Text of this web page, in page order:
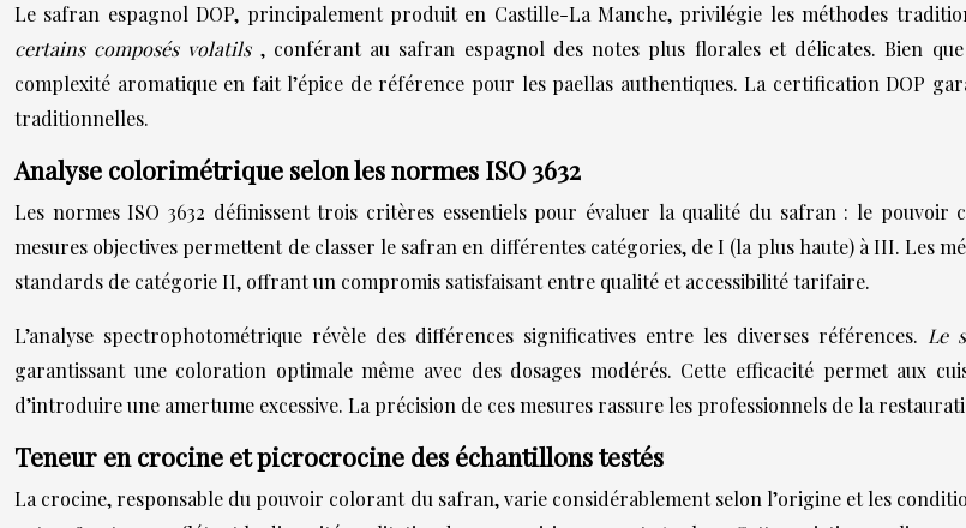
Le safran espagnol DOP, principalement produit en Castille-La Manche, privilégie les méthodes
certains composés volatils , conférant au safran espagnol des notes plus florales et délicates. Bien
complexité aromatique en fait l’épice de référence pour les paellas authentiques. La certification DOP
traditionnelles.
Analyse colorimétrique selon les normes ISO 3632
Les normes ISO 3632 définissent trois critères essentiels pour évaluer la qualité du safran : le pouvoir
mesures objectives permettent de classer le safran en différentes catégories, de I (la plus haute) à III. Les
standards de catégorie II, offrant un compromis satisfaisant entre qualité et accessibilité tarifaire.
L’analyse spectrophotométrique révèle des différences significatives entre les diverses références. Le
garantissant une coloration optimale même avec des dosages modérés. Cette efficacité permet aux
d’introduire une amertume excessive. La précision de ces mesures rassure les professionnels de la
Teneur en crocine et picrocrocine des échantillons testés
La crocine, responsable du pouvoir colorant du safran, varie considérablement selon l’origine et les